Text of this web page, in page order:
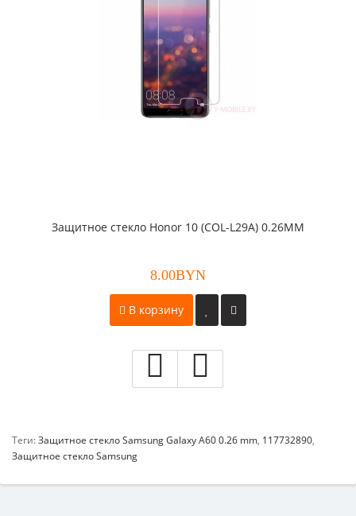
Защитное стекло Honor 10 (COL-L29A) 0.26ММ
8.00BYN
В корзину
Теги:Защитное стекло Samsung Galaxy A60 0.26 mm, 117732890,
Защитное стекло Samsung